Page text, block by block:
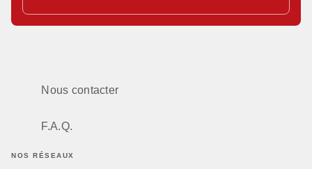
Nous contacter
F.A.Q.
NOS RÉSEAUX